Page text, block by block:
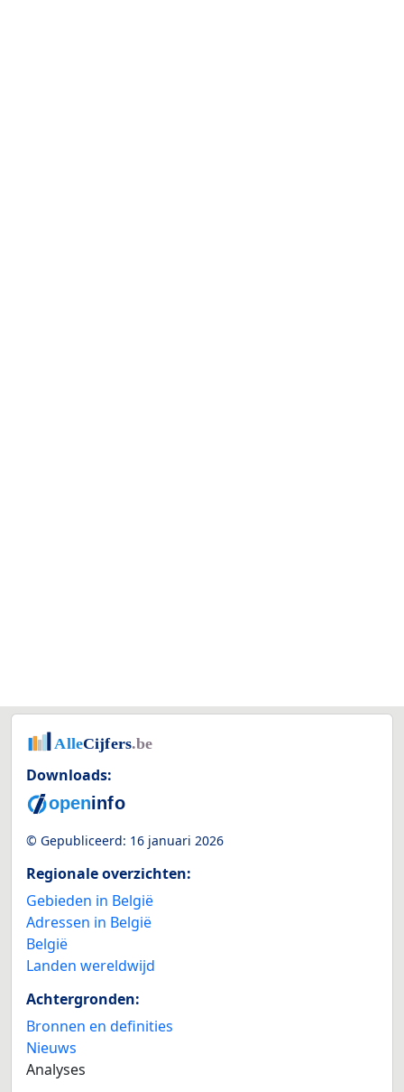
Downloads:
© Gepubliceerd: 16 januari 2026
Regionale overzichten:
Gebieden in België
Adressen in België
België
Landen wereldwijd
Achtergronden:
Bronnen en definities
Nieuws
Analyses